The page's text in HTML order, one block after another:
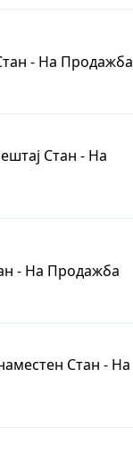
- На Продажба
Стан - На
- На Продажба
Стан - На